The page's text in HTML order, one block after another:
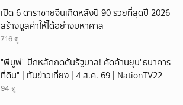
เปิด 6 ดาราชายจีนเกิดหลังปี 90 รวยที่สุดปี 2026
สร้างมูลค่าให้ได้อย่างมหาศาล
716 ดู
"พีมูฟ" ปักหลักกดดันรัฐบาล! คัดค้านยุบ"ธนาคาร
ที่ดิน" | ทันข่าวเที่ยง | 4 ส.ค. 69 | NationTV22
94 ดู